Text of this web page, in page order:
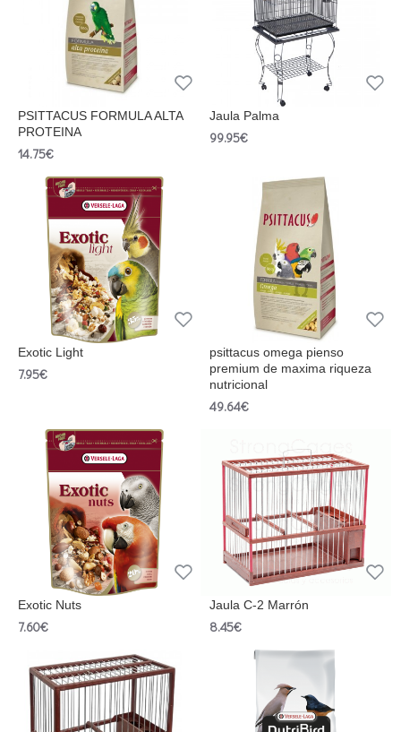
PSITTACUS FORMULA ALTA
PROTEINA
14.75€
Jaula Palma
99.95€
Exotic Light
7.95€
psittacus omega pienso
premium de maxima riqueza
nutricional
49.64€
Exotic Nuts
7.60€
Jaula C-2 Marrón
8.45€